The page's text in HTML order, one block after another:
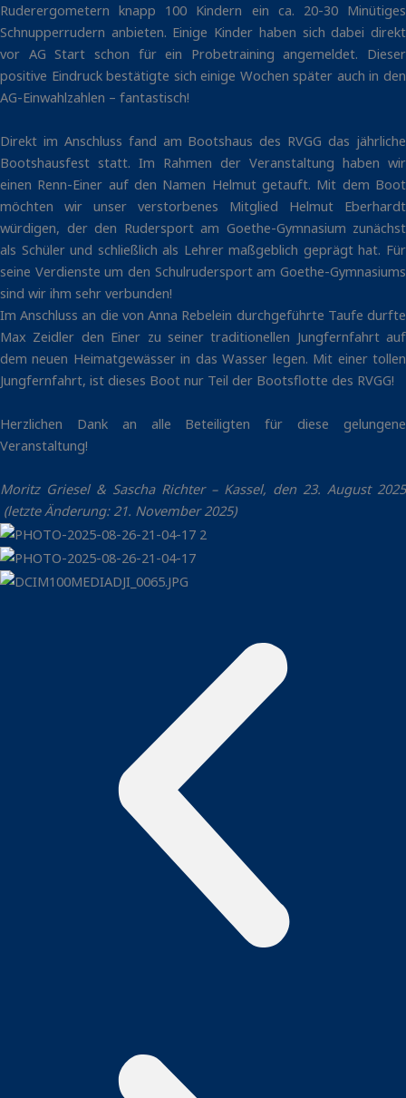
Ruderergometern knapp 100 Kindern ein ca. 20-30 Minütiges
Schnupperrudern anbieten. Einige Kinder haben sich dabei direkt
vor AG Start schon für ein Probetraining angemeldet. Dieser
positive Eindruck bestätigte sich einige Wochen später auch in den
AG-Einwahlzahlen – fantastisch!
Direkt im Anschluss fand am Bootshaus des RVGG das jährliche
Bootshausfest statt. Im Rahmen der Veranstaltung haben wir
einen Renn-Einer auf den Namen Helmut getauft. Mit dem Boot
möchten wir unser verstorbenes Mitglied Helmut Eberhardt
würdigen, der den Rudersport am Goethe-Gymnasium zunächst
als Schüler und schließlich als Lehrer maßgeblich geprägt hat. Für
seine Verdienste um den Schulrudersport am Goethe-Gymnasiums
sind wir ihm sehr verbunden!
Im Anschluss an die von Anna Rebelein durchgeführte Taufe durfte
Max Zeidler den Einer zu seiner traditionellen Jungfernfahrt auf
dem neuen Heimatgewässer in das Wasser legen. Mit einer tollen
Jungfernfahrt, ist dieses Boot nur Teil der Bootsflotte des RVGG!
Herzlichen Dank an alle Beteiligten für diese gelungene
Veranstaltung!
Moritz Griesel & Sascha Richter – Kassel, den 23. August 2025
(letzte Änderung: 21. November 2025)